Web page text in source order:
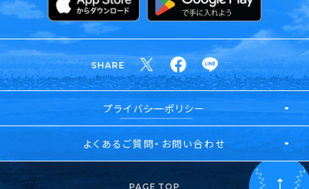
SHARE
プライバシーポリシー
よくあるご質問・お問い合わせ
PAGE TOP